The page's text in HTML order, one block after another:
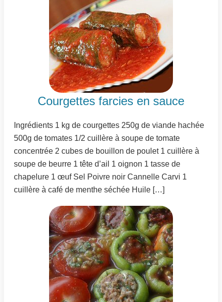
Courgettes farcies en sauce
Ingrédients 1 kg de courgettes 250g de viande hachée
500g de tomates 1/2 cuillère à soupe de tomate
concentrée 2 cubes de bouillon de poulet 1 cuillère à
soupe de beurre 1 tête d’ail 1 oignon 1 tasse de
chapelure 1 œuf Sel Poivre noir Cannelle Carvi 1
cuillère à café de menthe séchée Huile […]